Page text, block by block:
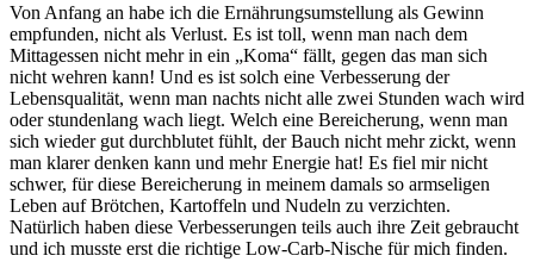
Von Anfang an habe ich die Ernährungsumstellung als Gewinn
empfunden, nicht als Verlust. Es ist toll, wenn man nach dem
Mittagessen nicht mehr in ein „Koma“ fällt, gegen das man sich
nicht wehren kann! Und es ist solch eine Verbesserung der
Lebensqualität, wenn man nachts nicht alle zwei Stunden wach wird
oder stundenlang wach liegt. Welch eine Bereicherung, wenn man
sich wieder gut durchblutet fühlt, der Bauch nicht mehr zickt, wenn
man klarer denken kann und mehr Energie hat! Es fiel mir nicht
schwer, für diese Bereicherung in meinem damals so armseligen
Leben auf Brötchen, Kartoffeln und Nudeln zu verzichten.
Natürlich haben diese Verbesserungen teils auch ihre Zeit gebraucht
und ich musste erst die richtige Low-Carb-Nische für mich finden.